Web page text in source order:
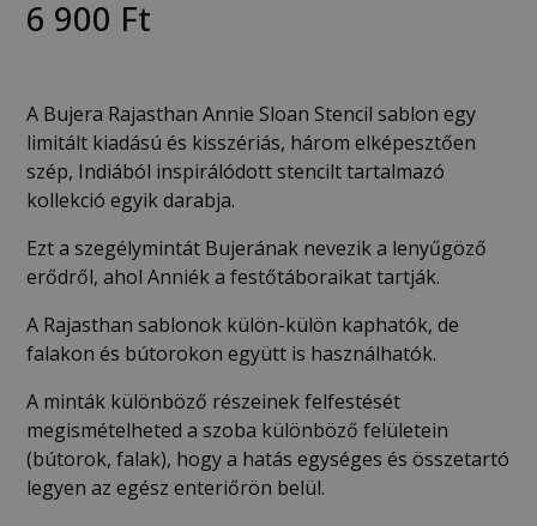
6 900 Ft
A Bujera Rajasthan Annie Sloan Stencil sablon egy
limitált kiadású és kisszériás, három elképesztően
szép, Indiából inspirálódott stencilt tartalmazó
kollekció egyik darabja.
Ezt a szegélymintát Bujerának nevezik a lenyűgöző
erődről, ahol Anniék a festőtáboraikat tartják.
A Rajasthan sablonok külön-külön kaphatók, de
falakon és bútorokon együtt is használhatók.
A minták különböző részeinek felfestését
megismételheted a szoba különböző felületein
(bútorok, falak), hogy a hatás egységes és összetartó
legyen az egész enteriőrön belül.